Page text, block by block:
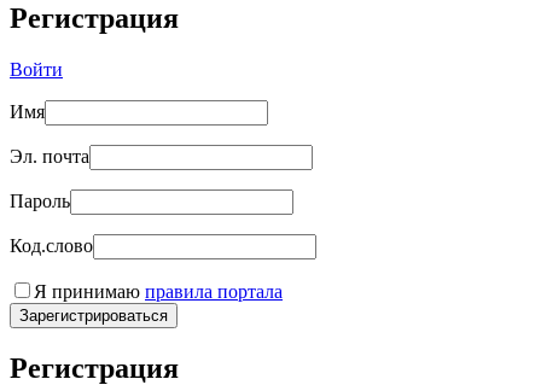
Регистрация
Войти
Имя
Эл. почта
Пароль
Код.слово
Я принимаю правила портала
Зарегистрироваться
Регистрация